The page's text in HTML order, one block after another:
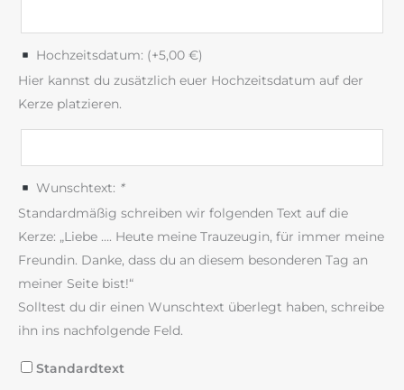
Hochzeitsdatum: (+5,00 €)
Hier kannst du zusätzlich euer Hochzeitsdatum auf der
Kerze platzieren.
Wunschtext: *
Standardmäßig schreiben wir folgenden Text auf die
Kerze: „Liebe …. Heute meine Trauzeugin, für immer meine
Freundin. Danke, dass du an diesem besonderen Tag an
meiner Seite bist!“
Solltest du dir einen Wunschtext überlegt haben, schreibe
ihn ins nachfolgende Feld.
Standardtext